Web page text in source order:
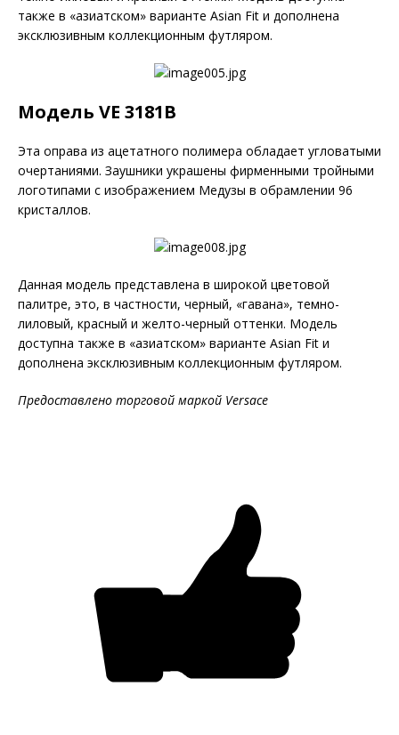
также в «азиатском» варианте Asian Fit и дополнена
эксклюзивным коллекционным футляром.
Модель VE 3181B
Эта оправа из ацетатного полимера обладает угловатыми
очертаниями. Заушники украшены фирменными тройными
логотипами с изображением Медузы в обрамлении 96
кристаллов.
Данная модель представлена в широкой цветовой
палитре, это, в частности, черный, «гавана», темно-
лиловый, красный и желто-черный оттенки. Модель
доступна также в «азиатском» варианте Asian Fit и
дополнена эксклюзивным коллекционным футляром.
Предоставлено торговой маркой Versace